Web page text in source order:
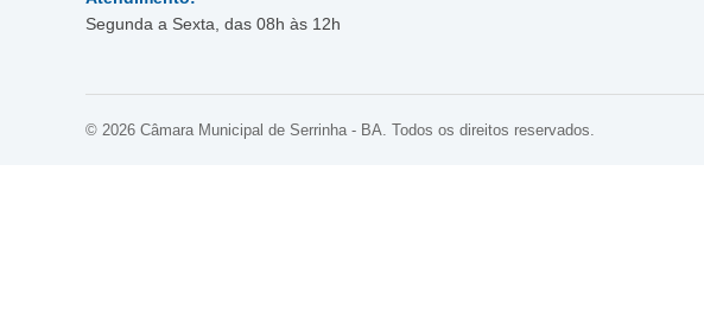
Segunda a Sexta, das 08h às 12h
© 2026 Câmara Municipal de Serrinha - BA. Todos os direitos reservados.